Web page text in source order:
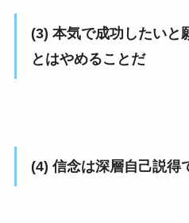
(3) 本気で成功したいと
とはやめることだ
(4) 信念は深層自己説得